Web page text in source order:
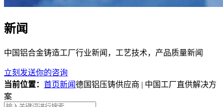
新闻
中国铝合金铸造工厂行业新闻，工艺技术，产品质量新闻
立刻发送你的咨询
当前位置： 首页新闻德国铝压铸供应商 | 中国工厂直供解决方
案